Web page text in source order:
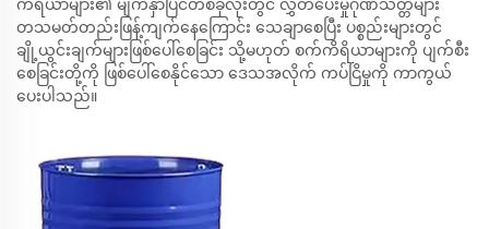
ကိရိယာများ၏ မျက်နှာပြင်တစ်ခုလုံးတွင် လွှတ်ပေးမှုဂုဏ်သတ္တိများ
တသမတ်တည်းဖြန့်ကျက်နေကြောင်း သေချာစေပြီး ပစ္စည်းများတွင်
ချို့ယွင်းချက်များဖြစ်ပေါ်စေခြင်း သို့မဟုတ် စက်ကိရိယာများကို ပျက်စီး
စေခြင်းတို့ကို ဖြစ်ပေါ်စေနိုင်သော ဒေသအလိုက် ကပ်ငြိမှုကို ကာကွယ်
ပေးပါသည်။